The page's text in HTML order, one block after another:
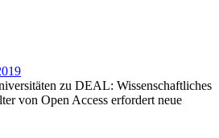
zu DEAL: Wissenschaftliches
von Open Access erfordert neue